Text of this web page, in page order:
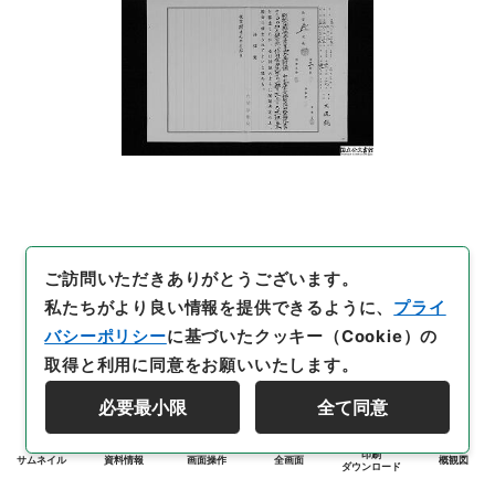
サムネイル 資料情報 画面操作 全画面
印刷
ダウンロード
概観図
ご訪問いただきありがとうございます。
私たちがより良い情報を提供できるように、 プライ
バシーポリシーに基づいたクッキー（Cookie）の
取得と利用に同意をお願いいたします。
必要最小限 全て同意